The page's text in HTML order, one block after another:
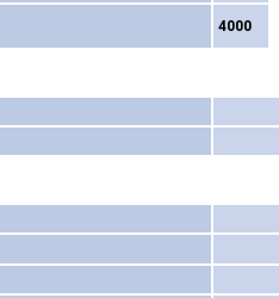
4000